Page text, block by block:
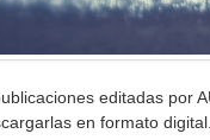
editadas por
en formato digital.